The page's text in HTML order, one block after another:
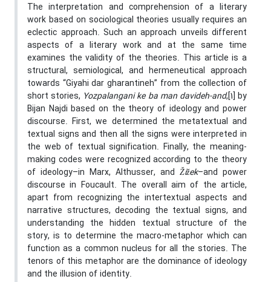
The interpretation and comprehension of a literary
work based on sociological theories usually requires an
eclectic approach. Such an approach unveils different
aspects of a literary work and at the same time
examines the validity of the theories. This article is a
structural, semiological, and hermeneutical approach
towards “Giyahi dar gharantineh” from the collection of
short stories, Yozpalangani ke ba man davideh-and,[1] by
Bijan Najdi based on the theory of ideology and power
discourse. First, we determined the metatextual and
textual signs and then all the signs were interpreted in
the web of textual signification. Finally, the meaning-
making codes were recognized according to the theory
of ideology–in Marx, Althusser, and Žižek–and power
discourse in Foucault. The overall aim of the article,
apart from recognizing the intertextual aspects and
narrative structures, decoding the textual signs, and
understanding the hidden textual structure of the
story, is to determine the macro-metaphor which can
function as a common nucleus for all the stories. The
tenors of this metaphor are the dominance of ideology
and the illusion of identity.